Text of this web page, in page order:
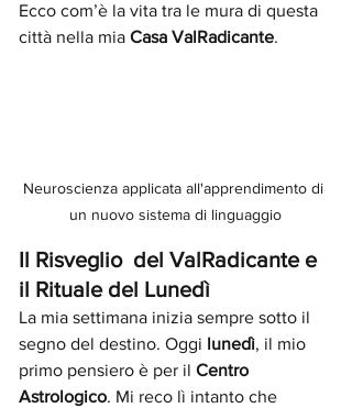
Ecco com’è la vita tra le mura di questa
città nella mia Casa ValRadicante.
Neuroscienza applicata all'apprendimento di
un nuovo sistema di linguaggio
Il Risveglio  del ValRadicante e
il Rituale del Lunedì
La mia settimana inizia sempre sotto il
segno del destino. Oggi lunedì, il mio
primo pensiero è per il Centro
Astrologico. Mi reco lì intanto che